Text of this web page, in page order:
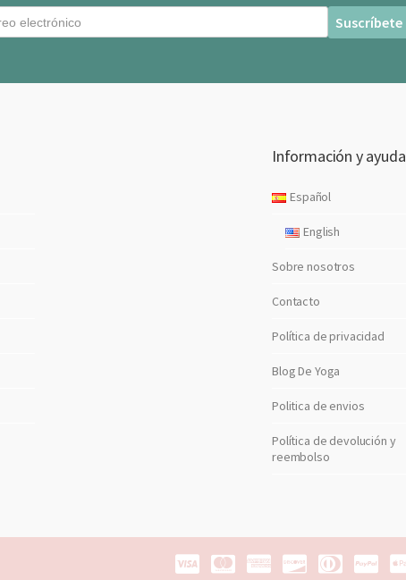
Información y ayuda
Español
English
Sobre nosotros
Contacto
Política de privacidad
Blog De Yoga
Politica de envios
Política de devolución y
reembolso